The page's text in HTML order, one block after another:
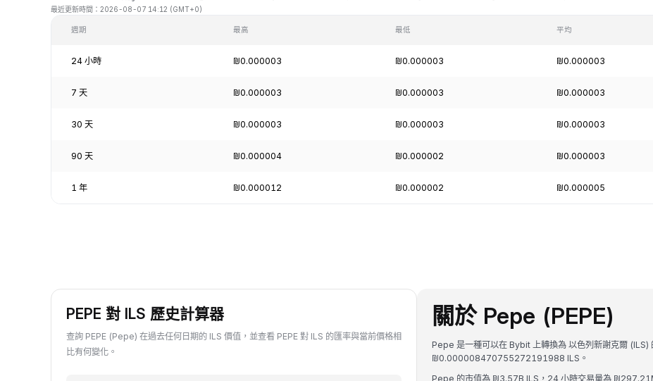
最近更新時間：2026-08-07 14:12 (GMT+0)
週期 最高 最低 平均
24 小時 ₪0.000003 ₪0.000003 ₪0.000003
7 天 ₪0.000003 ₪0.000003 ₪0.000003
30 天 ₪0.000003 ₪0.000003 ₪0.000003
90 天 ₪0.000004 ₪0.000002 ₪0.000003
1 年 ₪0.000012 ₪0.000002 ₪0.000005
PEPE 對 ILS 歷史計算器
查詢 PEPE (Pepe) 在過去任何日期的 ILS 價值，並查看 PEPE 對 ILS 的匯率與當前價格相
比有何變化。
關於 Pepe (PEPE)
Pepe 是一種可以在 Bybit 上轉換為 以色列新謝克爾 (ILS)
₪0.000008470755272191988 ILS。
Pepe 的市值為 ₪3.57B ILS，24 小時交易量為